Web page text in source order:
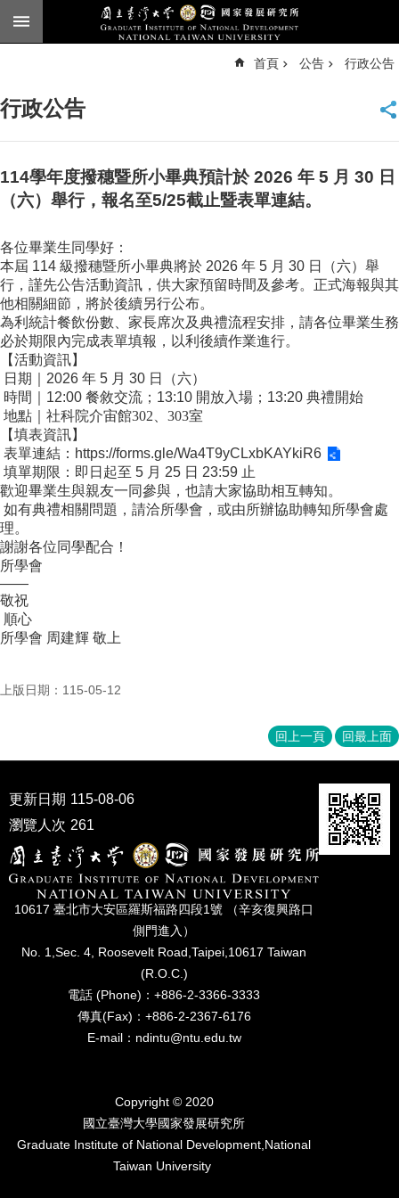
跳到主要內容區塊
臺
頁
English
告
本
所
簡
介
本
所
成
員
博
士
班
士
班
在
職
專
學
家
發
展
研
究
刊
口
首頁 公告 行政公告
行政公告
114學年度撥穗暨所小畢典預計於 2026 年 5 月 30 日
（六）舉行，報名至5/25截止暨表單連結。
各位畢業生同學好：
本屆 114 級撥穗暨所小畢典將於 2026 年 5 月 30 日（六）舉
行，謹先公告活動資訊，供大家預留時間及參考。正式海報與其
他相關細節，將於後續另行公布。
為利統計餐飲份數、家長席次及典禮流程安排，請各位畢業生務
必於期限內完成表單填報，以利後續作業進行。
【活動資訊】
日期｜ 2026 年 5 月 30 日（六）
時間｜ 12:00 餐敘交流； 13:10 開放入場； 13:20 典禮開始
地點｜社科院介宙館302、303室
【填表資訊】
表單連結： https://forms.gle/Wa4T9yCLxbKAYkiR6
填單期限：即日起至 5 月 25 日 23:59 止
歡迎畢業生與親友一同參與，也請大家協助相互轉知。
如有典禮相關問題，請洽所學會，或由所辦協助轉知所學會處
理。
謝謝各位同學配合！
所學會
——
敬祝
順心
所學會 周建輝 敬上
上版日期：115-05-12
回上一頁 回最上面
更新日期 115-08-06
瀏覽人次 261
10617 臺北市⼤安區羅斯福路四段1號 （辛亥復興路⼝
側⾨進入）
No. 1,Sec. 4, Roosevelt Road,Taipei,10617 Taiwan
(R.O.C.)
電話 (Phone)：+886-2-3366-3333
傳真(Fax)：+886-2-2367-6176
E-mail：ndintu@ntu.edu.tw
Copyright © 2020
國立臺灣⼤學國家發展研究所
Graduate Institute of National Development,National
Taiwan University